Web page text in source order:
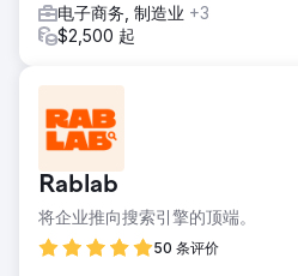
电子商务, 制造业 +3
$2,500 起
Rablab
将企业推向搜索引擎的顶端。
50 条评价